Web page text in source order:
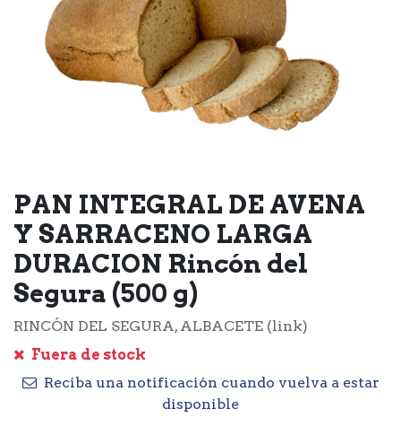
PAN INTEGRAL DE AVENA
Y SARRACENO LARGA
DURACION Rincón del
Segura (500 g)
RINCÓN DEL SEGURA, ALBACETE (link)
Fuera de stock
Reciba una notificación cuando vuelva a estar
disponible